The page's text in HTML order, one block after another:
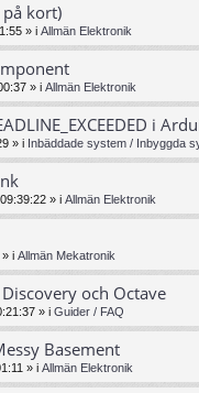
på kort)
» i Allmän Elektronik
» i Allmän Elektronik
i
» i Inbäddade system / Inbyggda
» i Allmän Elektronik
» i Allmän Mekatronik
och Octave
» i Guider / FAQ
Basement
» i Allmän Elektronik